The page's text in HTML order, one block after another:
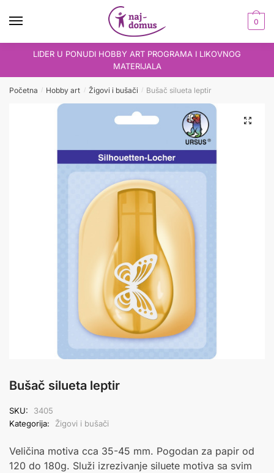
0
LIDER U PONUDI HOBBY ART PROGRAMA I LIKOVNOG
MATERIJALA
Početna / Hobby art / Žigovi i bušači / Bušač silueta leptir
Bušač silueta leptir
SKU:
3405
Kategorija:
Žigovi i bušači
Veličina motiva cca 35-45 mm. Pogodan za papir od
120 do 180g. Služi izrezivanje siluete motiva sa svim